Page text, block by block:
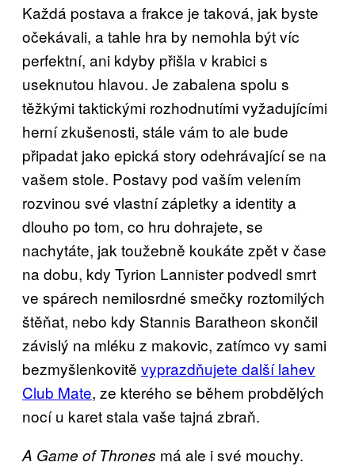
Každá postava a frakce je taková, jak byste
očekávali, a tahle hra by nemohla být víc
perfektní, ani kdyby přišla v krabici s
useknutou hlavou. Je zabalena spolu s
těžkými taktickými rozhodnutími vyžadujícími
herní zkušenosti, stále vám to ale bude
připadat jako epická story odehrávající se na
vašem stole. Postavy pod vaším velením
rozvinou své vlastní zápletky a identity a
dlouho po tom, co hru dohrajete, se
nachytáte, jak toužebně koukáte zpět v čase
na dobu, kdy Tyrion Lannister podvedl smrt
ve spárech nemilosrdné smečky roztomilých
štěňat, nebo kdy Stannis Baratheon skončil
závislý na mléku z makovic, zatímco vy sami
bezmyšlenkovitě vyprazdňujete další lahev
Club Mate, ze kterého se během probdělých
nocí u karet stala vaše tajná zbraň.
A Game of Thrones má ale i své mouchy.